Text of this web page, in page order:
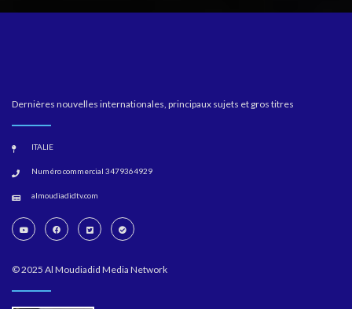
Dernières nouvelles internationales, principaux sujets et gros titres
ITALIE
Numéro commercial 3479364929
almoudiadidtv.com
© 2025 Al Moudiadid Media Network